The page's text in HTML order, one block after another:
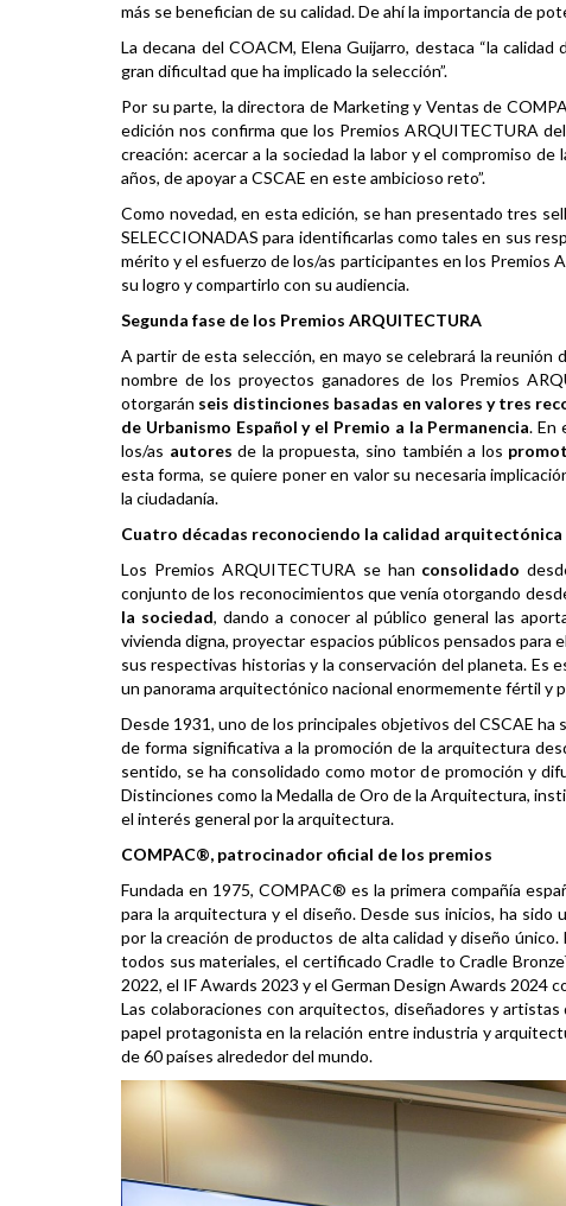
más se benefician de su calidad. De ahí la importancia de
La decana del COACM, Elena Guijarro, destaca “la
gran dificultad que ha implicado la selección”.
Por su parte, la directora de Marketing y Ventas de
edición nos confirma que los Premios ARQUITECTURA
creación: acercar a la sociedad la labor y el compromiso
años, de apoyar a CSCAE en este ambicioso reto”.
Como novedad, en esta edición, se han presentado tres
SELECCIONADAS para identificarlas como tales en sus
mérito y el esfuerzo de los/as participantes en los Premios
su logro y compartirlo con su audiencia.
Segunda fase de los Premios ARQUITECTURA
A partir de esta selección, en mayo se celebrará la reunión
nombre de los proyectos ganadores de los Premios
otorgarán seis distinciones basadas en valores y tres
de Urbanismo Español y el Premio a la Permanencia. En
los/as autoresde la propuesta, sino también a los
esta forma, se quiere poner en valor su necesaria
la ciudadanía.
Cuatro décadas reconociendo la calidad arquitectónica
Los Premios ARQUITECTURA se han consolidado
conjunto de los reconocimientos que venía otorgando
la sociedad, dando a conocer al público general las
vivienda digna, proyectar espacios públicos pensados para
sus respectivas historias y la conservación del planeta. Es
un panorama arquitectónico nacional enormemente fértil y
Desde 1931, uno de los principales objetivos del CSCAE
de forma significativa a la promoción de la arquitectura
sentido, se ha consolidado como motor de promoción y
Distinciones como la Medalla de Oro de la Arquitectura,
el interés general por la arquitectura.
COMPAC®, patrocinador oficial de los premios
Fundada en 1975, COMPAC® es la primera compañía
para la arquitectura y el diseño. Desde sus inicios, ha
por la creación de productos de alta calidad y diseño
todos sus materiales, el certificado Cradle to Cradle
2022, el IF Awards 2023 y el German Design Awards 2024
Las colaboraciones con arquitectos, diseñadores y
papel protagonista en la relación entre industria y
de 60 países alrededor del mundo.